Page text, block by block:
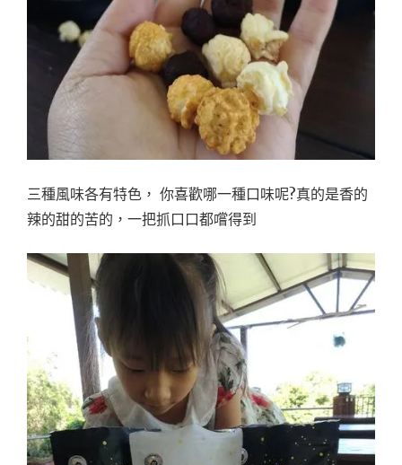
三種風味各有特色， 你喜歡哪一種口味呢?真的是香的
辣的甜的苦的，一把抓口口都嚐得到